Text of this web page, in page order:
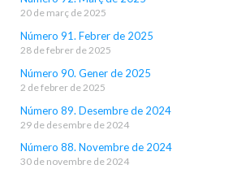
20 de març de 2025
Número 91. Febrer de 2025
28 de febrer de 2025
Número 90. Gener de 2025
2 de febrer de 2025
Número 89. Desembre de 2024
29 de desembre de 2024
Número 88. Novembre de 2024
30 de novembre de 2024